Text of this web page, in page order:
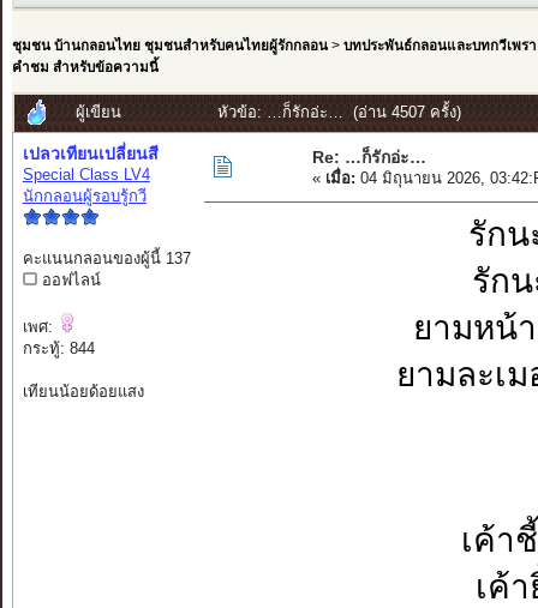
ชุมชน บ้านกลอนไทย ชุมชนสำหรับคนไทยผู้รักกลอน> บทประพันธ์กลอนและบทกวีเพรา
คำชม สำหรับข้อความนี้
ผู้เขียน หัวข้อ: …ก็รักอ่ะ… (อ่าน 4507 ครั้ง)
เปลวเทียนเปลี่ยนสี
Special Class LV4
นักกลอนผู้รอบรู้กวี
คะแนนกลอนของผู้นี้ 137
ออฟไลน์
เพศ:
กระทู้: 844
เทียนน้อยด้อยแสง
Re: …ก็รักอ่ะ…
« เมื่อ: 04 มิถุนายน 2026,
รักน
รักน
ยามหน้
ยามละเ
เค้า
เค้